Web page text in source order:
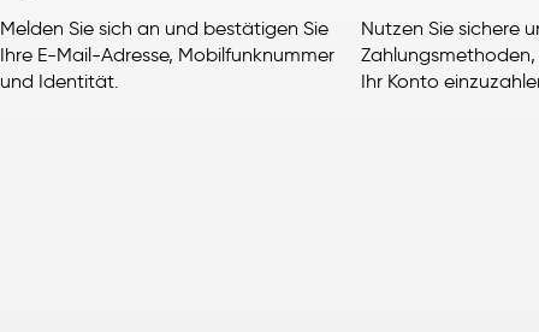
Melden Sie sich an und bestätigen Sie
Ihre E-Mail-Adresse, Mobilfunknummer
und Identität.
Nutzen Sie sichere
Ihr Konto